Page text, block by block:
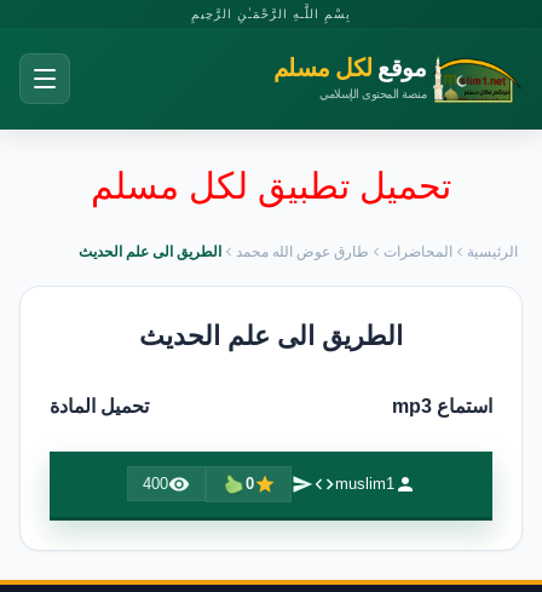
بِسْمِ اللَّـهِ الرَّحْمَـٰنِ الرَّحِيمِ
موقع لكل مسلم
منصة المحتوى الإسلامي
تحميل تطبيق لكل مسلم
الرئيسية المحاضرات طارق عوض الله محمد الطريق الى علم الحديث
الطريق الى علم الحديث
استماع mp3 تحميل المادة
muslim1
0
400